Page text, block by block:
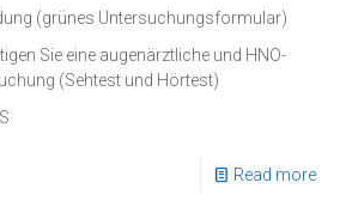
(grünes Untersuchungsformular)
Sie eine augenärztliche und HNO-
(Sehtest und Hörtest)
Read more